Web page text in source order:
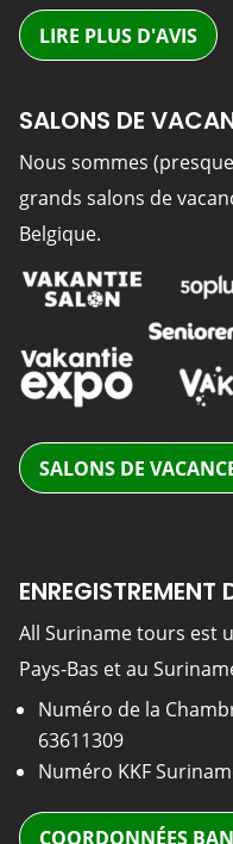
LIRE PLUS D'AVIS
SALONS DE
Nous sommes
grands salons de
Belgique.
SALONS DE
ENREGISTREMENT
All Suriname tours est
Pays-Bas et au
Numéro de la
63611309
Numéro KKF
COORDONNÉES